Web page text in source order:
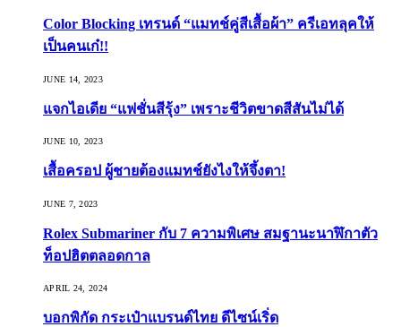
Color Blocking เทรนด์ “แมทช์คู่สีเสื้อผ้า” ครีเอทลุคให้
เป็นคนเก๋!!
JUNE 14, 2023
แจกไอเดีย “แฟชั่นสีรุ้ง” เพราะชีวิตขาดสีสันไม่ได้
JUNE 10, 2023
เสื้อครอป ผู้ชายต้องแมทช์ยังไงให้จึ้งตา!
JUNE 7, 2023
Rolex Submariner กับ 7 ความพิเศษ สมฐานะนาฬิกาตัว
ท็อปฮิตตลอดกาล
APRIL 24, 2024
บอกพิกัด กระเป๋าแบรนด์ไทย ดีไซน์เริ่ด